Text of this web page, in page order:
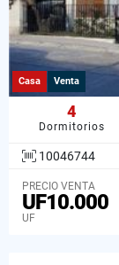
Casa Venta
4
Dormitorios
10046744
PRECIO VENTA
UF10.000
UF